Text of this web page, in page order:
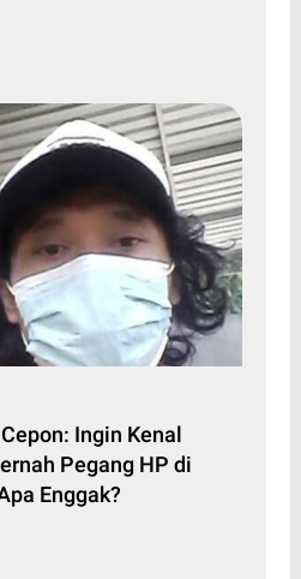
Ingin Kenal
Pegang HP di
Enggak?